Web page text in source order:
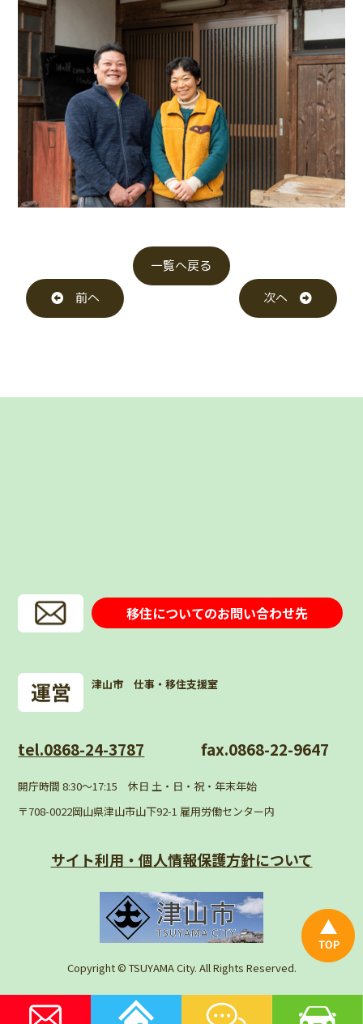
前へ
一覧へ戻る
次へ
移住についてのお問い合わせ先
津山市 仕事・移住支援室
tel.0868-24-3787 fax.0868-22-9647
開庁時間 8:30〜17:15 休日 土・日・祝・年末年始
〒708-0022岡山県津山市山下92-1 雇用労働センター内
サイト利用・個人情報保護方針について
Copyright © TSUYAMA City. All Rights Reserved.